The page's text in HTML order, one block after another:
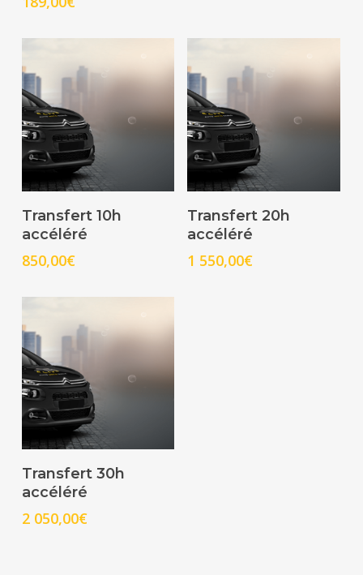
Select Options
Transfert 10h
accéléré
850,00€
Select Options
Transfert 20h
accéléré
1 550,00€
Select Options
Transfert 30h
accéléré
2 050,00€